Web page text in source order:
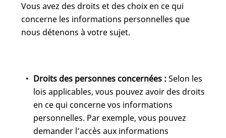
Vous avez des droits et des choix en ce qui
concerne les informations personnelles que
nous détenons à votre sujet.
Droits des personnes concernées : Selon les
lois applicables, vous pouvez avoir des droits
en ce qui concerne vos informations
personnelles. Par exemple, vous pouvez
demander l’accès aux informations